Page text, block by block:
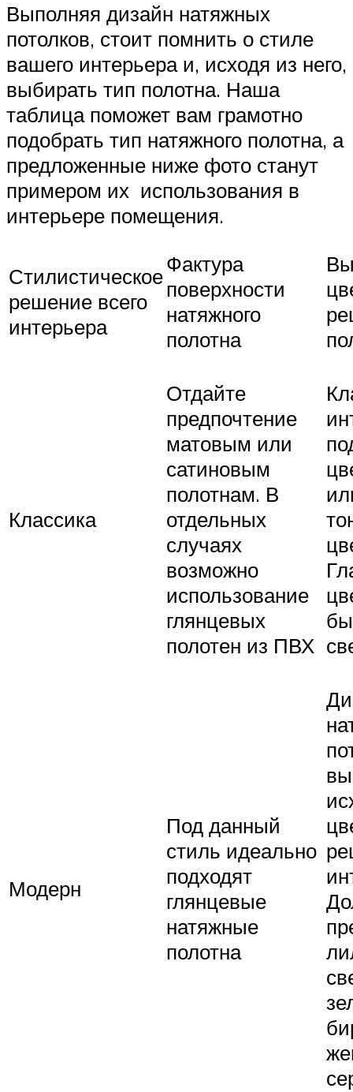
Выполняя дизайн натяжных
потолков, стоит помнить о стиле
вашего интерьера и, исходя из него,
выбирать тип полотна. Наша
таблица поможет вам грамотно
подобрать тип натяжного полотна, а
предложенные ниже фото станут
примером их использования в
интерьере помещения.
Стилистическое
решение всего
интерьера
Фактура
поверхности
натяжного
полотна
Классика
Отдайте
предпочтение
матовым или
сатиновым
полотнам. В
отдельных
случаях
возможно
использование
глянцевых
полотен из ПВХ
Модерн
Под данный
стиль идеально
подходят
глянцевые
натяжные
полотна